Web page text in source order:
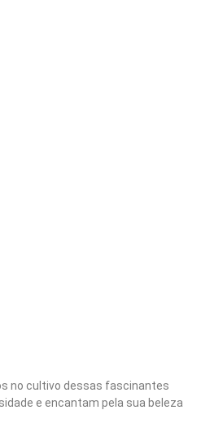
no cultivo dessas fascinantes
e encantam pela sua beleza